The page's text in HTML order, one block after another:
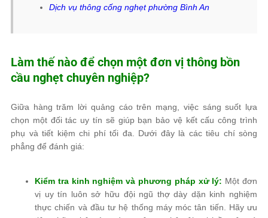
Dịch vụ thông cống nghẹt phường Bình An
Làm thế nào để chọn một đơn vị thông bồn
cầu nghẹt chuyên nghiệp?
Giữa hàng trăm lời quảng cáo trên mạng, việc sáng suốt lựa
chọn một đối tác uy tín sẽ giúp bạn bảo vệ kết cấu công trình
phụ và tiết kiệm chi phí tối đa. Dưới đây là các tiêu chí sòng
phẳng để đánh giá:
Kiểm tra kinh nghiệm và phương pháp xử lý: Một đơn
vị uy tín luôn sở hữu đội ngũ thợ dày dặn kinh nghiệm
thực chiến và đầu tư hệ thống máy móc tân tiến. Hãy ưu